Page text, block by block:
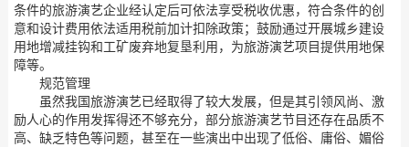
条件的旅游演艺企业经认定后可依法享受税收优惠，符合条件的创
意和设计费用依法适用税前加计扣除政策；鼓励通过开展城乡建设
用地增减挂钩和工矿废弃地复垦利用，为旅游演艺项目提供用地保
障等。
规范管理
虽然我国旅游演艺已经取得了较大发展，但是其引领风尚、激
励人心的作用发挥得还不够充分，部分旅游演艺节目还存在品质不
高、缺乏特色等问题，甚至在一些演出中出现了低俗、庸俗、媚俗